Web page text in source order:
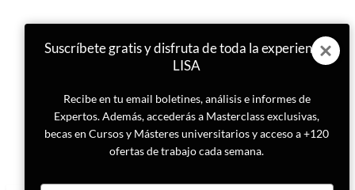
Suscríbete gratis y disfruta de toda la experiencia
LISA
Recibe en tu email boletines, análisis e informes de
Expertos. Además, accederás a Masterclass exclusivas,
becas en Cursos y Másteres universitarios y acceso a +120
ofertas de trabajo cada semana.